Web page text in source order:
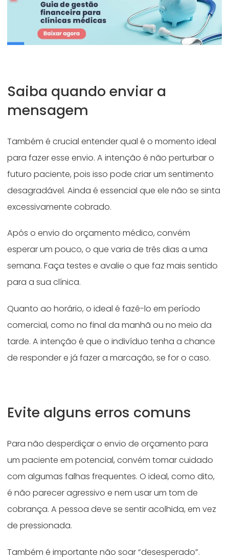
Saiba quando enviar a
mensagem
Também é crucial entender qual é o momento ideal
para fazer esse envio. A intenção é não perturbar o
futuro paciente, pois isso pode criar um sentimento
desagradável. Ainda é essencial que ele não se sinta
excessivamente cobrado.
Após o envio do orçamento médico, convém
esperar um pouco, o que varia de três dias a uma
semana. Faça testes e avalie o que faz mais sentido
para a sua clínica.
Quanto ao horário, o ideal é fazê-lo em período
comercial, como no final da manhã ou no meio da
tarde. A intenção é que o indivíduo tenha a chance
de responder e já fazer a marcação, se for o caso.
Evite alguns erros comuns
Para não desperdiçar o envio de orçamento para
um paciente em potencial, convém tomar cuidado
com algumas falhas frequentes. O ideal, como dito,
é não parecer agressivo e nem usar um tom de
cobrança. A pessoa deve se sentir acolhida, em vez
de pressionada.
Também é importante não soar “desesperado”.